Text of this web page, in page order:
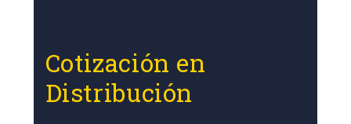
Cotización en
Distribución